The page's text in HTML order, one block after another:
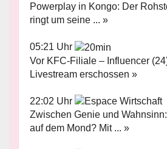
Powerplay in Kongo: Der
ringt um seine ... »
05:21 Uhr
Vor KFC-Filiale – Influencer
Livestream erschossen »
22:02 Uhr
Zwischen Genie und
auf dem Mond? Mit ... »